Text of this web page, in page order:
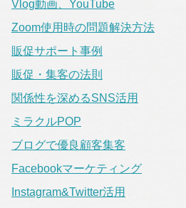
Vlog動画、YouTube
Zoom使用時の問題解決方法
販促サポート事例
販促・集客の法則
関係性を深めるSNS活用
ミラクルPOP
ブログで優良顧客集客
Facebookマーケティング
Instagram&Twitter活用